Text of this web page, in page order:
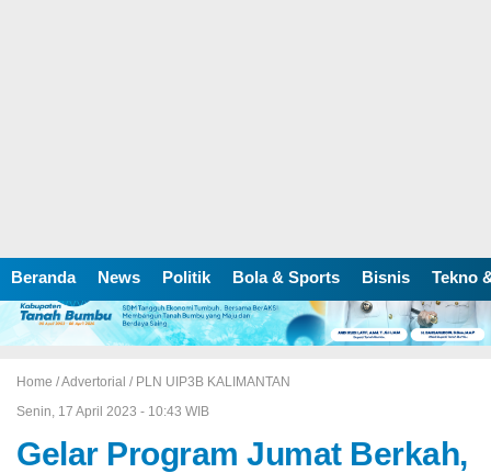
Beranda News Politik Bola & Sports Bisnis Tekno
Home /Advertorial / PLN UIP3B KALIMANTAN
Senin, 17 April 2023 - 10:43 WIB
Gelar Program Jumat Berkah,